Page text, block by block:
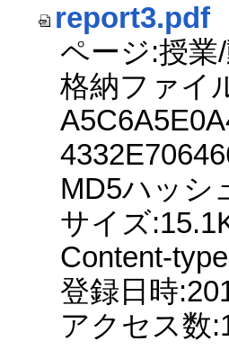
report3.pdf
ページ:授業
格納ファイ
MD5ハッシ
サイズ
Content-
登録日時
アクセス数